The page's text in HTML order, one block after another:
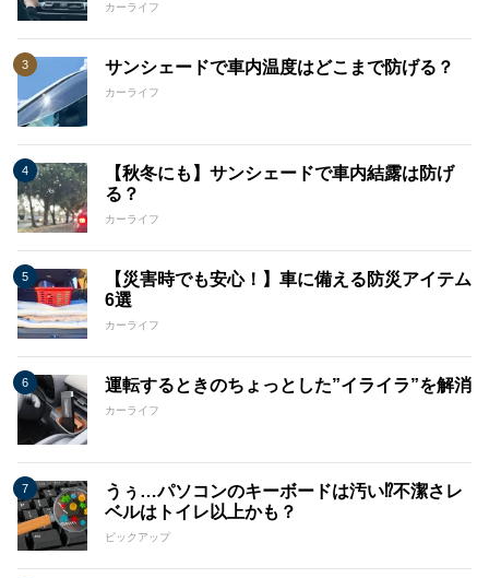
カーライフ
サンシェードで車内温度はどこまで防げる？
カーライフ
【秋冬にも】サンシェードで車内結露は防げ
る？
カーライフ
【災害時でも安心！】車に備える防災アイテム
6選
カーライフ
運転するときのちょっとした”イライラ”を解消
カーライフ
うぅ…パソコンのキーボードは汚い⁉不潔さレ
ベルはトイレ以上かも？
ピックアップ